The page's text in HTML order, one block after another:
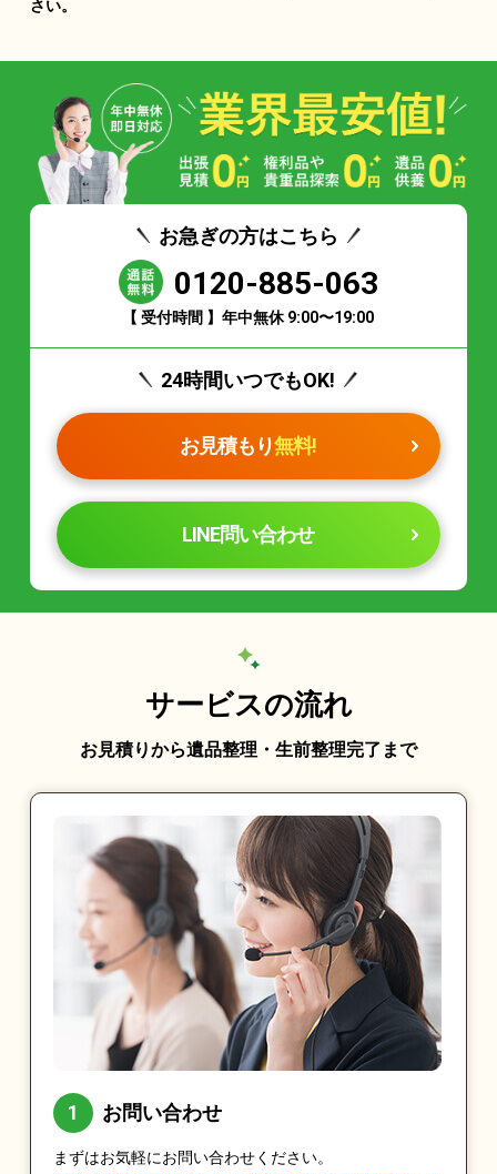
さい。
お急ぎの方はこちら
0120-885-063
【 受付時間 】年中無休 9:00〜19:00
24時間いつでもOK!
お見積もり無料!
LINE問い合わせ
サービスの流れ
お見積りから遺品整理・生前整理完了まで
お問い合わせ
まずはお気軽にお問い合わせください。